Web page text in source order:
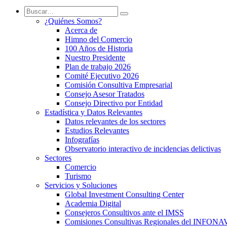
¿Quiénes Somos?
Acerca de
Himno del Comercio
100 Años de Historia
Nuestro Presidente
Plan de trabajo 2026
Comité Ejecutivo 2026
Comisión Consultiva Empresarial
Consejo Asesor Tratados
Consejo Directivo por Entidad
Estadística y Datos Relevantes
Datos relevantes de los sectores
Estudios Relevantes
Infografías
Observatorio interactivo de incidencias delictivas
Sectores
Comercio
Turismo
Servicios y Soluciones
Global Investment Consulting Center
Academia Digital
Consejeros Consultivos ante el IMSS
Comisiones Consultivas Regionales del